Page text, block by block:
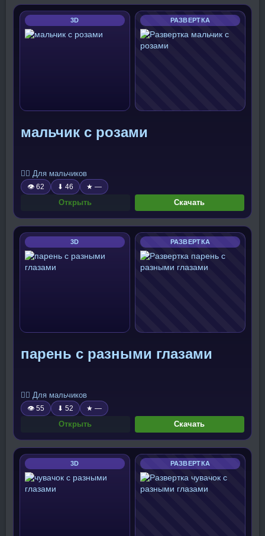
3D РАЗВЕРТКА
мальчик с розами
🧍‍♂️ Для мальчиков
👁 62 ⬇ 46 ★ —
Открыть Скачать
3D РАЗВЕРТКА
парень с разными глазами
🧍‍♂️ Для мальчиков
👁 55 ⬇ 52 ★ —
Открыть Скачать
3D РАЗВЕРТКА